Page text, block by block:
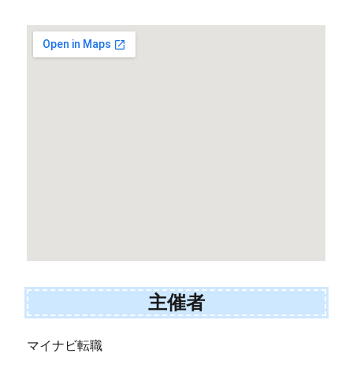
主催者
マイナビ転職